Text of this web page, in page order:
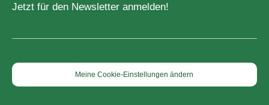
Jetzt für den Newsletter anmelden!
Meine Cookie-Einstellungen ändern